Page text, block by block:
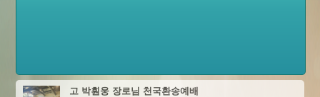
고 박훤웅 장로님 천국환송예배